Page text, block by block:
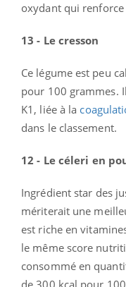
oxydant qui
13 - Le cresson
Ce légume est peu
pour 100 grammes.
K1, liée à la
dans le classement.
12 - Le céleri en
Ingrédient star des
mériterait une
est riche en
le même score
consommé en